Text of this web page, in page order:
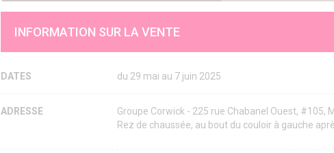
INFORMATION SUR LA VENTE
DATES du 29 mai au 7 juin 2025
ADRESSE Groupe Corwick - 225 rue Chabanel Ouest, #105,
Rez de chaussée, au bout du couloir à gauche